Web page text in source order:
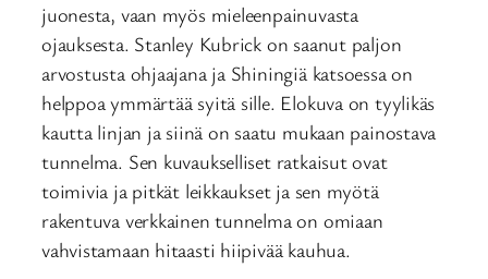
juonesta, vaan myös mieleenpainuvasta
ojauksesta. Stanley Kubrick on saanut paljon
arvostusta ohjaajana ja Shiningiä katsoessa on
helppoa ymmärtää syitä sille. Elokuva on tyylikäs
kautta linjan ja siinä on saatu mukaan painostava
tunnelma. Sen kuvaukselliset ratkaisut ovat
toimivia ja pitkät leikkaukset ja sen myötä
rakentuva verkkainen tunnelma on omiaan
vahvistamaan hitaasti hiipivää kauhua.